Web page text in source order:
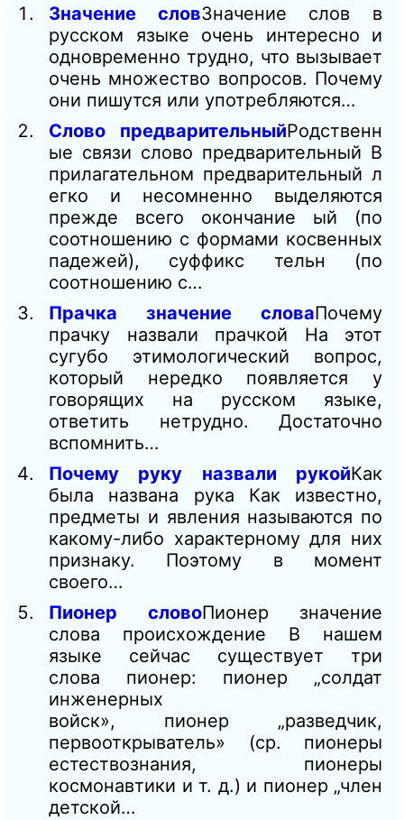
Значение словЗначение слов в
русском языке очень интересно и
одновременно трудно, что вызывает
очень множество вопросов. Почему
они пишутся или употребляются…
Слово предварительныйРодственн
ые связи слово предварительный В
прилагательном предварительный л
егко и несомненно выделяются
прежде всего окончание ый (по
соотношению с формами косвенных
падежей), суффикс тельн (по
соотношению с…
Прачка значение словаПочему
прачку назвали прачкой На этот
сугубо этимологический вопрос,
который нередко появляется у
говорящих на русском языке,
ответить нетрудно. Достаточно
вспомнить…
Почему руку назвали рукойКак
была названа рука Как известно,
предметы и явления называются по
какому-либо характерному для них
признаку. Поэтому в момент
своего…
Пионер словоПионер значение
слова происхождение В нашем
языке сейчас существует три
слова пионер: пионер „солдат
инженерных
войск», пионер „разведчик,
первооткрыватель» (ср. пионеры
естествознания, пионеры
космонавтики и т. д.) и пионер „член
детской…